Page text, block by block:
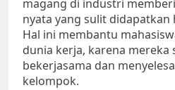
magang di industri
nyata yang sulit didapatkan
Hal ini membantu
dunia kerja, karena mereka
bekerjasama dan
kelompok.